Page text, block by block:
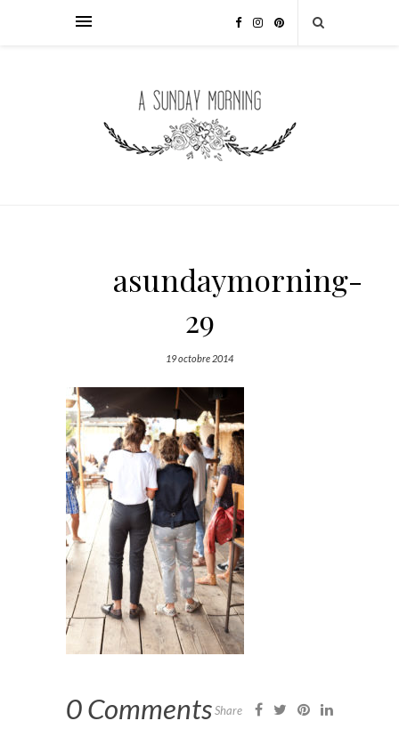
asundaymorning-
29
19 octobre 2014
0 CommentsShare